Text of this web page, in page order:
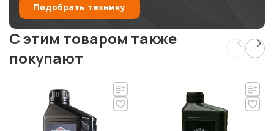
Подобрать технику
C этим товаром также
покупают